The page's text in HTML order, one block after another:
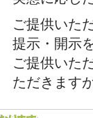
ご提供いた
提示・開示
ご提供いた
ただきます